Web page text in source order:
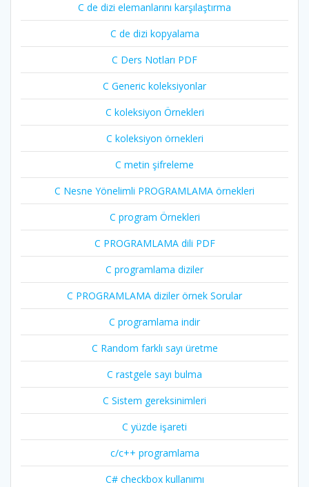
C de dizi elemanlarını karşılaştırma
C de dizi kopyalama
C Ders Notları PDF
C Generic koleksiyonlar
C koleksiyon Örnekleri
C koleksiyon örnekleri
C metin şifreleme
C Nesne Yönelimli PROGRAMLAMA örnekleri
C program Örnekleri
C PROGRAMLAMA dili PDF
C programlama diziler
C PROGRAMLAMA diziler örnek Sorular
C programlama indir
C Random farklı sayı üretme
C rastgele sayı bulma
C Sistem gereksinimleri
C yüzde işareti
c/c++ programlama
C# checkbox kullanımı